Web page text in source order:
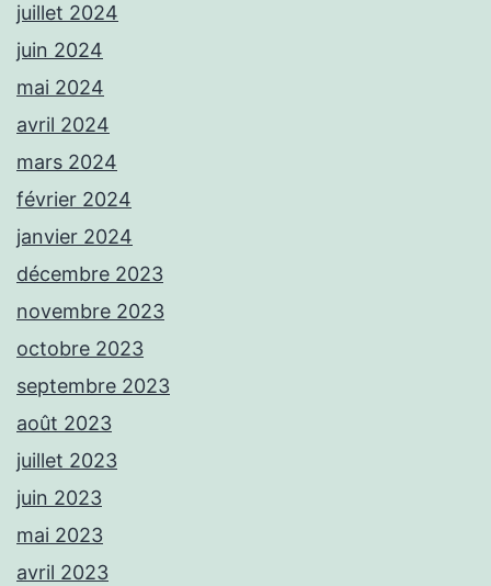
juillet 2024
juin 2024
mai 2024
avril 2024
mars 2024
février 2024
janvier 2024
décembre 2023
novembre 2023
octobre 2023
septembre 2023
août 2023
juillet 2023
juin 2023
mai 2023
avril 2023